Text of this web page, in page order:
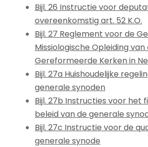
Bijl. 26 Instructie voor
overeenkomstig art. 52 K.O.
Bijl. 27 Reglement voor de
Missiologische Opleiding van
Gereformeerde Kerken in
Bijl. 27a Huishoudelijke
generale synoden
Bijl. 27b Instructies voor het
beleid van de generale
Bijl. 27c Instructie voor de
generale synode